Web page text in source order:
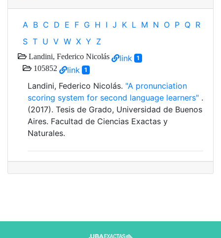
A B C D E F G H I J K L M N O P Q R
S T U V W X Y Z
Landini, Federico Nicolás link 1
105852 link 1
Landini, Federico Nicolás. "A pronunciation
scoring system for second language learners" .
(2017). Tesis de Grado, Universidad de Buenos
Aires. Facultad de Ciencias Exactas y
Naturales.